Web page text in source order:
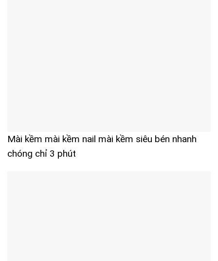
Mài kềm mài kềm nail mài kềm siêu bén nhanh
chóng chỉ 3 phút